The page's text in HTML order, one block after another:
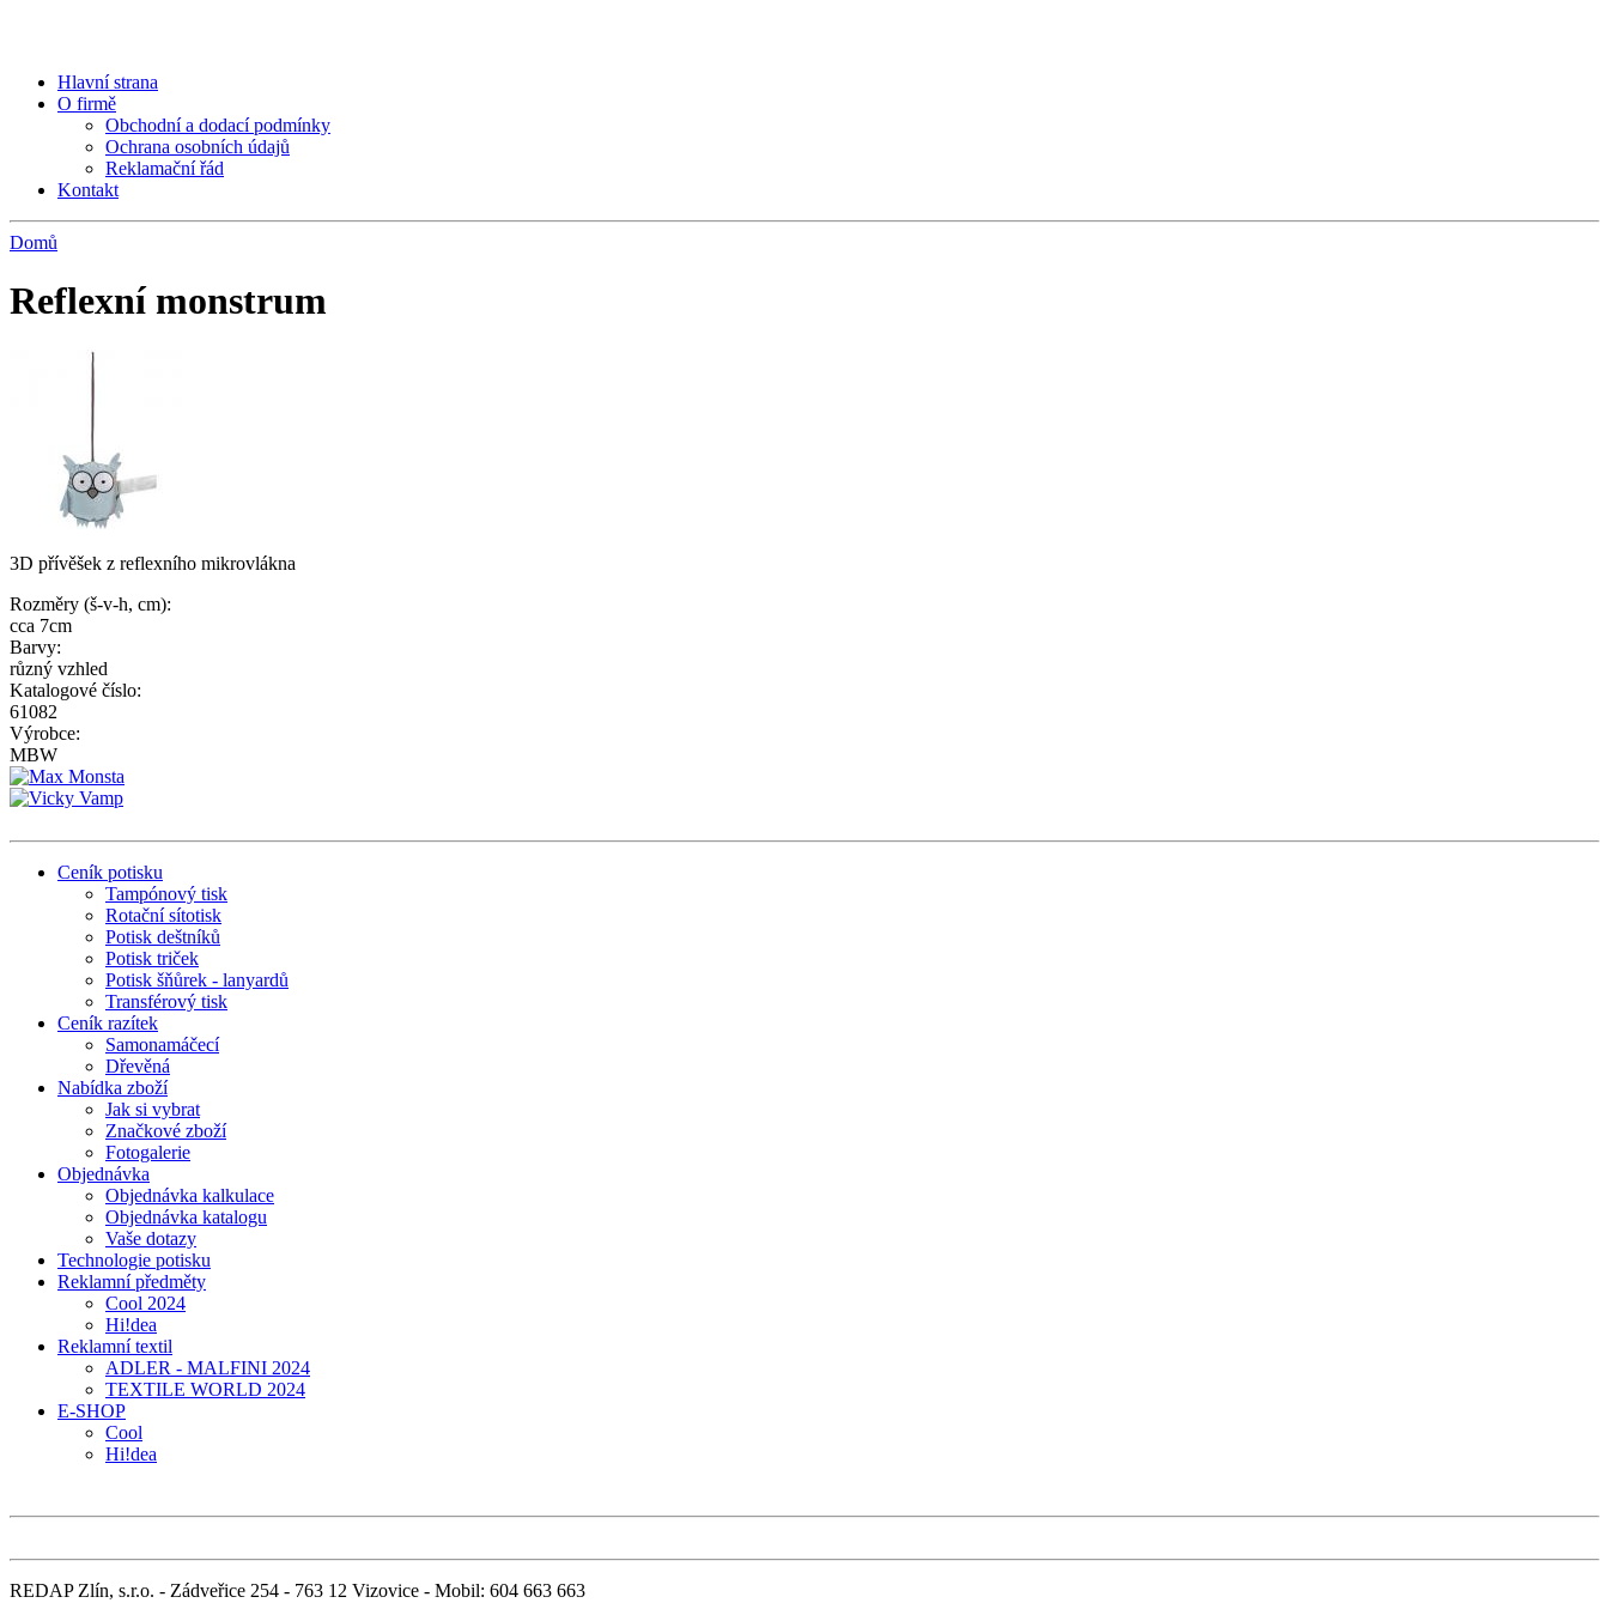
Hlavní strana
O firmě
Obchodní a dodací podmínky
Ochrana osobních údajů
Reklamační řád
Kontakt
Domů
Reflexní monstrum
3D přívěšek z reflexního mikrovlákna
Rozměry (š-v-h, cm):
cca 7cm
Barvy:
různý vzhled
Katalogové číslo:
61082
Výrobce:
MBW
Ceník potisku
Tampónový tisk
Rotační sítotisk
Potisk deštníků
Potisk triček
Potisk šňůrek - lanyardů
Transférový tisk
Ceník razítek
Samonamáčecí
Dřevěná
Nabídka zboží
Jak si vybrat
Značkové zboží
Fotogalerie
Objednávka
Objednávka kalkulace
Objednávka katalogu
Vaše dotazy
Technologie potisku
Reklamní předměty
Cool 2024
Hi!dea
Reklamní textil
ADLER - MALFINI 2024
TEXTILE WORLD 2024
E-SHOP
Cool
Hi!dea
REDAP Zlín, s.r.o. - Zádveřice 254 - 763 12 Vizovice - Mobil: 604 663 663